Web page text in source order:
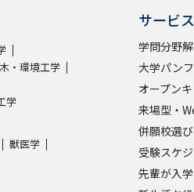
先輩が入学を決め
新生活お役立ちガイド
・環境工学
学
獣医学
サービ
学問分野
大学パン
オープン
来場型・
併願校選び
受験スケ
先輩が入